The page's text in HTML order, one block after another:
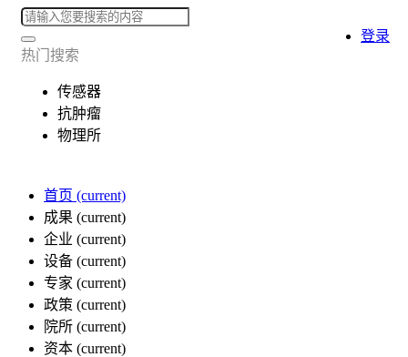
热门搜索
传感器
抗肿瘤
物理所
首页 (current)
成果 (current)
企业 (current)
设备 (current)
专家 (current)
政策 (current)
院所 (current)
资本 (current)
登录